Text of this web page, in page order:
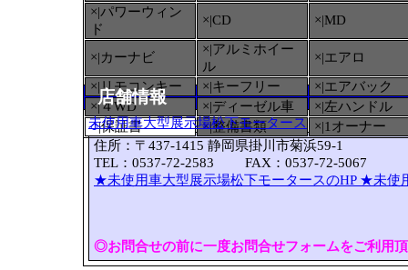
×|パワーウィン
ド
×|CD ×|MD
×|カーナビ
×|アルミホイー
ル
×|エアロ
×|リモコンキー
×|キーフリー
×|エアバック
×|４WD
×|ディーゼル車
×|左ハンドル
○|保証書 ×|整備書類 ×|1オーナー
店舗情報
未使用車大型展示場松下モータース
住所：〒437-1415 静岡県掛川市菊浜59-1
TEL：0537-72-2583 FAX：0537-72-5067
★未使用車大型展示場松下モータースのHP ★未使
◎お問合せの前に一度お問合せフォームをご利用